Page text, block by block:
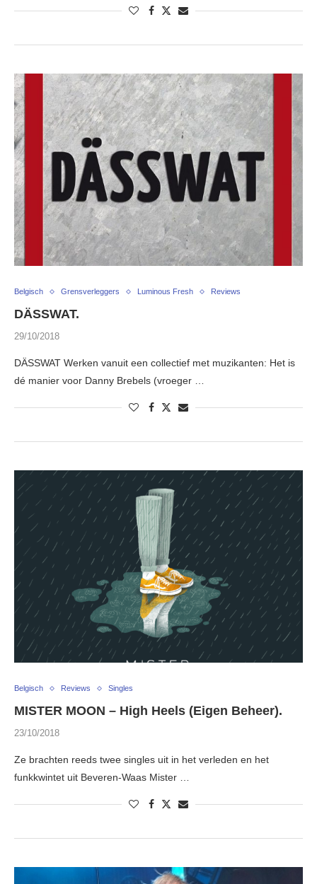
Belgisch Grensverleggers Luminous Fresh Reviews
DÄSSWAT.
29/10/2018
DÄSSWAT Werken vanuit een collectief met muzikanten: Het is
dé manier voor Danny Brebels (vroeger …
Belgisch Reviews Singles
MISTER MOON – High Heels (Eigen Beheer).
23/10/2018
Ze brachten reeds twee singles uit in het verleden en het
funkkwintet uit Beveren-Waas Mister …